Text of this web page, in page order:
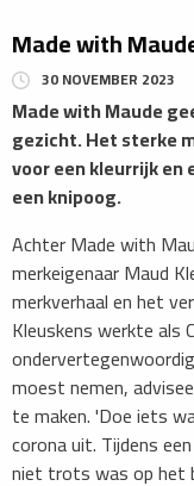
Made with
30 NOVEMBER 2023
Made with Maude
gezicht. Het sterke
voor een kleurrijk
een knipoog.
Achter Made with
merkeigenaar Maud
merkverhaal en het
Kleuskens werkte als
moest nemen,
te maken. 'Doe iets
corona uit. Tijdens
niet trots was op het